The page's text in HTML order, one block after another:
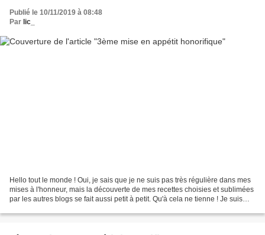
Publié le 10/11/2019 à 08:48
Par lic_
Hello tout le monde ! Oui, je sais que je ne suis pas très régulière dans mes
mises à l'honneur, mais la découverte de mes recettes choisies et sublimées
par les autres blogs se fait aussi petit à petit. Qu'à cela ne tienne ! Je suis